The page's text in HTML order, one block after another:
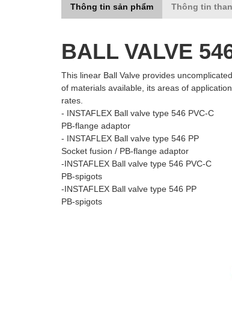
Thông tin sản phẩm Thông tin
BALL VALVE
This linear Ball Valve provides
of materials available, its areas of
rates.
- INSTAFLEX Ball valve type 546 PVC-C
PB-flange adaptor
- INSTAFLEX Ball valve type 546 PP
Socket fusion / PB-flange adaptor
-INSTAFLEX Ball valve type 546 PVC-C
PB-spigots
-INSTAFLEX Ball valve type 546 PP
PB-spigots